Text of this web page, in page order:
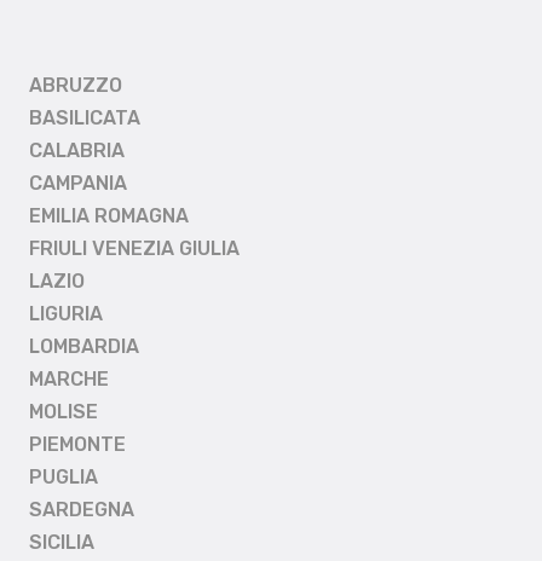
ABRUZZO
BASILICATA
CALABRIA
CAMPANIA
EMILIA ROMAGNA
FRIULI VENEZIA GIULIA
LAZIO
LIGURIA
LOMBARDIA
MARCHE
MOLISE
PIEMONTE
PUGLIA
SARDEGNA
SICILIA